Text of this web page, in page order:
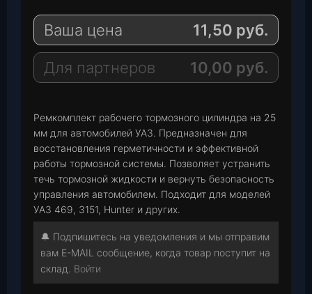
e
r
a
m
a
s
A
p
a
i
l
Ваша цена 11,50 руб.
Для партнеров 10,00 руб.
Ремкомплект рабочего тормозного цилиндра на 25
мм для автомобилей УАЗ. Предназначен для
восстановления герметичности и эффективной
работы тормозной системы. Позволяет устранить
течь тормозной жидкости и вернуть безопасность
управления автомобилем. Подходит для моделей
УАЗ 469, 3151, Hunter и других.
🔔 Подпишитесь на уведомления и мы отправим
вам E-MAIL сообщение, когда товар поступит на
склад. Войти